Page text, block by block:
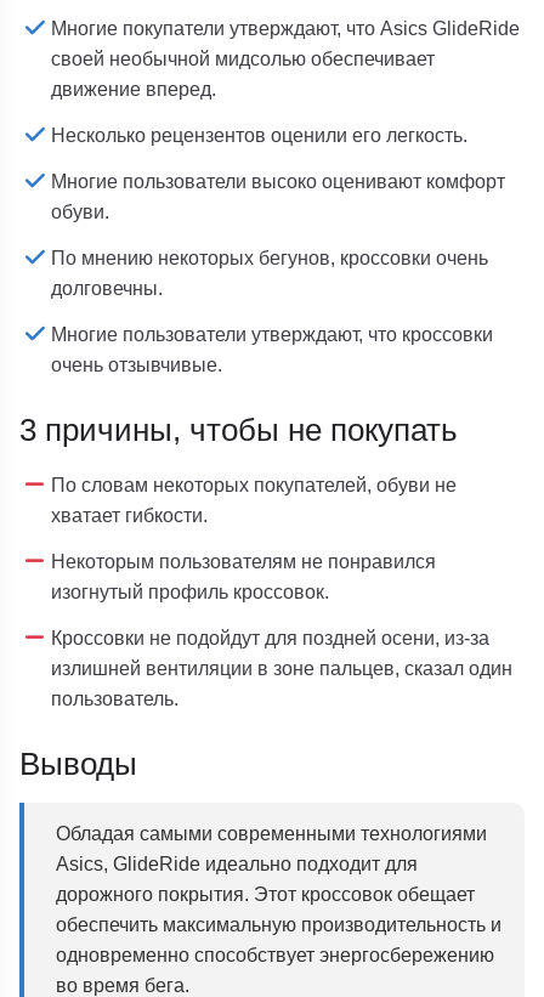
Многие покупатели утверждают, что Asics GlideRide
своей необычной мидсолью обеспечивает
движение вперед.
Несколько рецензентов оценили его легкость.
Многие пользователи высоко оценивают комфорт
обуви.
По мнению некоторых бегунов, кроссовки очень
долговечны.
Многие пользователи утверждают, что кроссовки
очень отзывчивые.
3 причины, чтобы не покупать
По словам некоторых покупателей, обуви не
хватает гибкости.
Некоторым пользователям не понравился
изогнутый профиль кроссовок.
Кроссовки не подойдут для поздней осени, из-за
излишней вентиляции в зоне пальцев, сказал один
пользователь.
Выводы
Обладая самыми современными технологиями
Asics, GlideRide идеально подходит для
дорожного покрытия. Этот кроссовок обещает
обеспечить максимальную производительность и
одновременно способствует энергосбережению
во время бега.